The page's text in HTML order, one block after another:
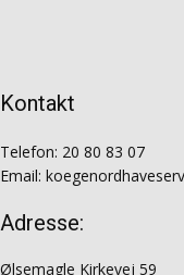
Kontakt
Telefon: 20 80 83 07
Email:
Adresse:
Ølsemagle Kirkevej 59